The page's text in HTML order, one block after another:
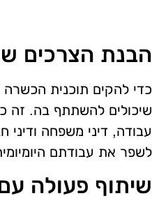
הבנת הצרכים
כדי להקים תוכנית הכשרה
שיכולים להשתתף בה. זה
עבודה, דיני משפחה
לשפר את עבודתם
שיתוף פעולה עם